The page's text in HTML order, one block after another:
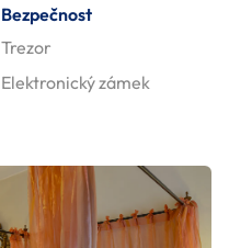
Bezpečnost
Trezor
Elektronický zámek